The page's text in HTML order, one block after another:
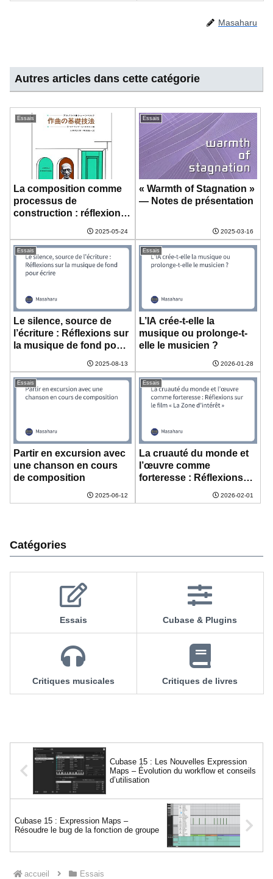
Masaharu
Autres articles dans cette catégorie
Essais
La composition comme
processus de
construction : réflexions
la composition musicale
» de Schönberg
2025-05-24
Essais
« Warmth of Stagnation »
— Notes de présentation
2025-03-16
Essais
Le silence, source de
l’écriture : Réflexions sur
la musique de fond pour
2025-08-13
Essais
L’IA crée-t-elle la
musique ou prolonge-t-
elle le musicien ?
2026-01-28
Essais
Partir en excursion avec
une chanson en cours
de composition
2025-06-12
Essais
La cruauté du monde et
l’œuvre comme
forteresse : Réflexions
sur le film « La Zone
d’intérêt »
2026-02-01
Catégories
Essais Cubase & Plugins
Critiques musicales Critiques de livres
Cubase 15 : Les Nouvelles Expression
Maps – Évolution du workflow et conseils
d’utilisation
Cubase 15 : Expression Maps –
Résoudre le bug de la fonction de groupe
accueil Essais